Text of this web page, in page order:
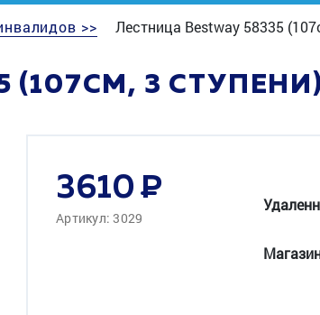
>> Лестница Bestway 58335
(107СМ, 3
3610
Артикул: 3029